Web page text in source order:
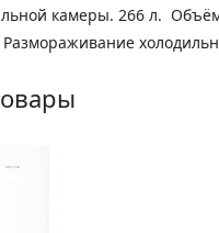
камеры. 266 л.